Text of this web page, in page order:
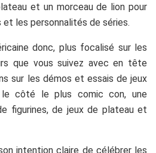
et un morceau de lion pour
les personnalités de séries.
donc, plus focalisé sur les
que vous suivez avec en tête
sur les démos et essais de jeux
côté le plus comic con, une
figurines, de jeux de plateau et
intention claire de célébrer les